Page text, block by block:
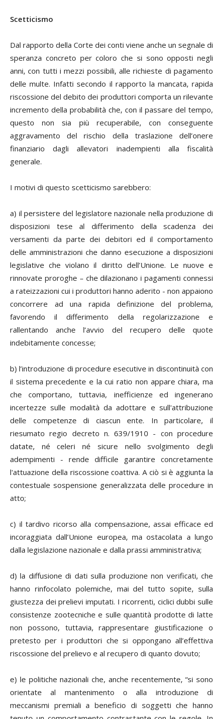
Scetticismo
Dal rapporto della Corte dei conti viene anche un segnale di
speranza concreto per coloro che si sono opposti negli
anni, con tutti i mezzi possibili, alle richieste di pagamento
delle multe. Infatti secondo il rapporto la mancata, rapida
riscossione del debito dei produttori comporta un rilevante
incremento della probabilità che, con il passare del tempo,
questo non sia più recuperabile, con conseguente
aggravamento del rischio della traslazione dell’onere
finanziario dagli allevatori inadempienti alla fiscalità
generale.
I motivi di questo scetticismo sarebbero:
a) il persistere del legislatore nazionale nella produzione di
disposizioni tese al differimento della scadenza dei
versamenti da parte dei debitori ed il comportamento
delle amministrazioni che danno esecuzione a disposizioni
legislative che violano il diritto dell’Unione. Le nuove e
rinnovate proroghe – che dilazionano i pagamenti connessi
a rateizzazioni cui i produttori hanno aderito - non appaiono
concorrere ad una rapida definizione del problema,
favorendo il differimento della regolarizzazione e
rallentando anche l’avvio del recupero delle quote
indebitamente concesse;
b) l’introduzione di procedure esecutive in discontinuità con
il sistema precedente e la cui ratio non appare chiara, ma
che comportano, tuttavia, inefficienze ed ingenerano
incertezze sulle modalità da adottare e sull'attribuzione
delle competenze di ciascun ente. In particolare, il
riesumato regio decreto n. 639/1910 - con procedure
datate, né celeri né sicure nello svolgimento degli
adempimenti - rende difficile garantire concretamente
l'attuazione della riscossione coattiva. A ciò si è aggiunta la
contestuale sospensione generalizzata delle procedure in
atto;
c) il tardivo ricorso alla compensazione, assai efficace ed
incoraggiata dall’Unione europea, ma ostacolata a lungo
dalla legislazione nazionale e dalla prassi amministrativa;
d) la diffusione di dati sulla produzione non verificati, che
hanno rinfocolato polemiche, mai del tutto sopite, sulla
giustezza dei prelievi imputati. I ricorrenti, ciclici dubbi sulle
consistenze zootecniche e sulle quantità prodotte di latte
non possono, tuttavia, rappresentare giustificazione o
pretesto per i produttori che si oppongano all’effettiva
riscossione del prelievo e al recupero di quanto dovuto;
e) le politiche nazionali che, anche recentemente, “si sono
orientate al mantenimento o alla introduzione di
meccanismi premiali a beneficio di soggetti che hanno